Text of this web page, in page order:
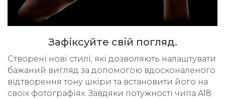
Зафіксуйте свій погляд.
Cтворені нові стилі, які дозволяють налаштувати
бажаний вигляд за допомогою вдосконаленого
відтворення тону шкіри та встановити його на
своїх фотографіях. Завдяки потужності чипа A18